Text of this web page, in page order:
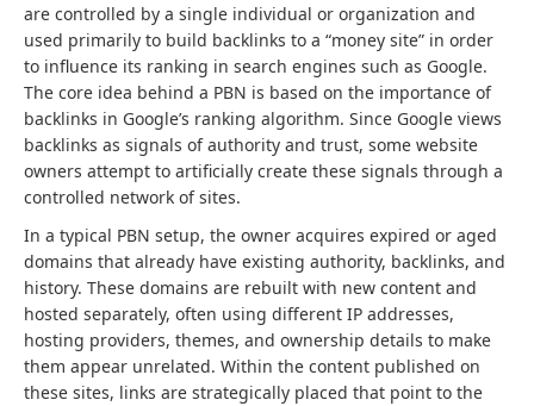
are controlled by a single individual or organization and
used primarily to build backlinks to a “money site” in order
to influence its ranking in search engines such as Google.
The core idea behind a PBN is based on the importance of
backlinks in Google’s ranking algorithm. Since Google views
backlinks as signals of authority and trust, some website
owners attempt to artificially create these signals through a
controlled network of sites.
In a typical PBN setup, the owner acquires expired or aged
domains that already have existing authority, backlinks, and
history. These domains are rebuilt with new content and
hosted separately, often using different IP addresses,
hosting providers, themes, and ownership details to make
them appear unrelated. Within the content published on
these sites, links are strategically placed that point to the